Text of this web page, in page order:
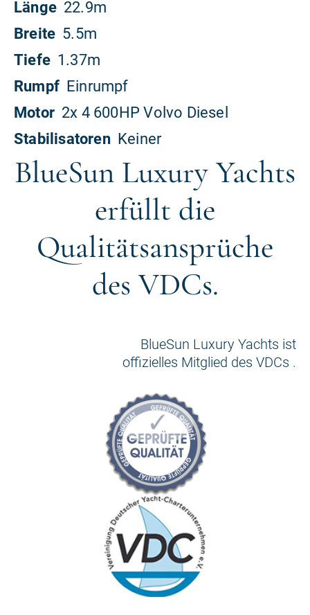
BlueSun Luxury Yachts
erfüllt die
Qualitätsansprüche
des VDCs.
BlueSun Luxury Yachts ist
offizielles Mitglied des VDCs .